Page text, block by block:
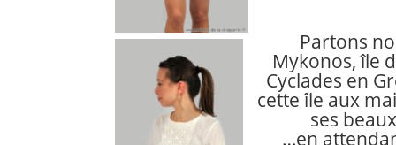
Partons
Mykonos, île
Cyclades en
cette île aux
ses
…en